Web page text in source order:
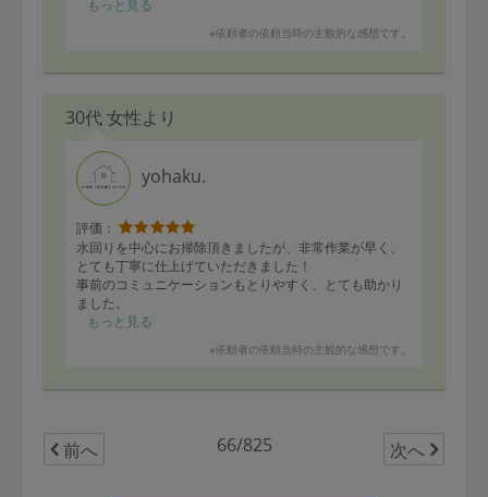
で大きかったかもしれません。子供が食べるので少し小
ですが、おおらかに優しく接していただいて助かりまし
もっと見る
※依頼者の依頼当時の主観的な感想です。
30代 女性より
yohaku.
評価：
水回りを中心にお掃除頂きましたが、非常作業が早く、
とても丁寧に仕上げていただきました！
事前のコミュニケーションもとりやすく、とても助かり
ました。
ありがとうございます！
もっと見る
※依頼者の依頼当時の主観的な感想です。
前へ 66/825 次へ